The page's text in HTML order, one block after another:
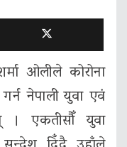
ओलीले कोरोना
नेपाली युवा एवं
। एकतीसौँ युवा